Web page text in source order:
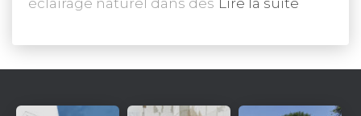
éclairage naturel dans des Lire la suite